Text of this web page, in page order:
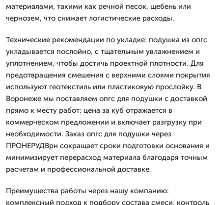
материалами, такими как речной песок, щебень или
чернозем, что снижает логистические расходы.
Технические рекомендации по укладке: подушка из опгс
укладывается послойно, с тщательным увлажнением и
уплотнением, чтобы достичь проектной плотности. Для
предотвращения смешения с верхними слоями покрытия
используют геотекстиль или пластиковую прослойку. В
Воронеже мы поставляем опгс для подушки с доставкой
прямо к месту работ; цена за куб отражается в
коммерческом предложении и включает разгрузку при
необходимости. Заказ опгс для подушки через
ПРОНЕРУДВрн сокращает сроки подготовки основания и
минимизирует перерасход материала благодаря точным
расчетам и профессиональной доставке.
Преимущества работы через нашу компанию:
комплексный подход к подбору состава смеси, контроль